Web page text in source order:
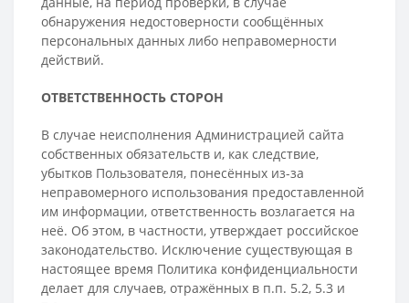
обнаружения недостоверности сообщённых
персональных данных либо неправомерности
действий.
ОТВЕТСТВЕННОСТЬ СТОРОН
В случае неисполнения Администрацией сайта
собственных обязательств и, как следствие,
убытков Пользователя, понесённых из-за
неправомерного использования предоставленной
им информации, ответственность возлагается на
неё. Об этом, в частности, утверждает российское
законодательство. Исключение существующая в
настоящее время Политика конфиденциальности
делает для случаев, отражённых в п.п. 5.2, 5.3 и